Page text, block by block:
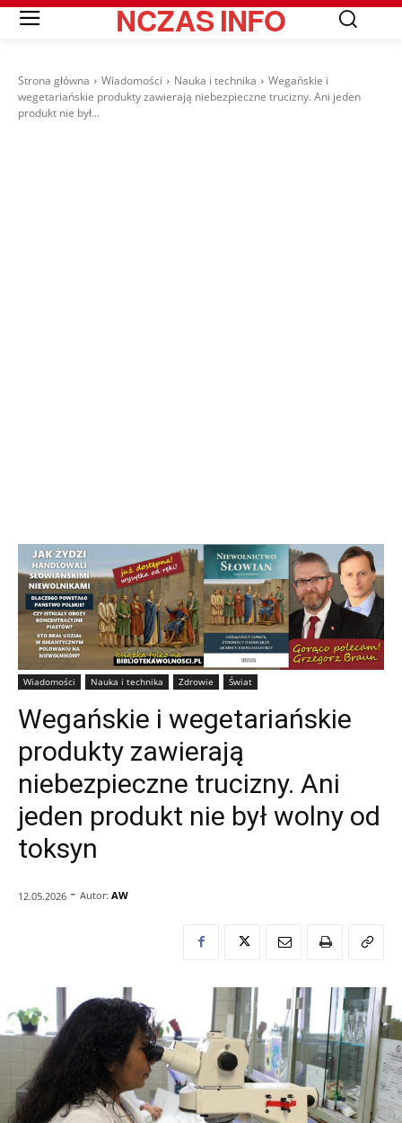
NCZASINFO
Strona główna Wiadomości Nauka i technika
Wegańskie i
wegetariańskie produkty zawierają niebezpieczne trucizny. Ani jeden
produkt nie był...
Wiadomości Nauka i technika Zdrowie Świat
Wegańskie i wegetariańskie
produkty zawierają
niebezpieczne trucizny. Ani
jeden produkt nie był wolny od
toksyn
12.05.2026 - Autor: AW